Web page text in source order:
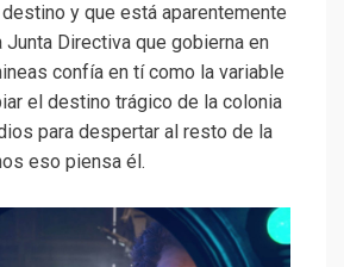
y que está aparentemente
Junta Directiva que gobierna en
confía en tí como la variable
el destino trágico de la colonia
para despertar al resto de la
eso piensa él.